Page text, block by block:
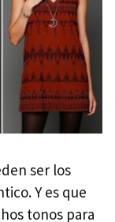
ser los
Y es que
tonos para